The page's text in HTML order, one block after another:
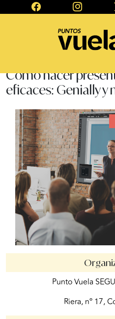
Cómo hacer
eficaces: Genially y
Punto Vuela
Riera, nº 17,